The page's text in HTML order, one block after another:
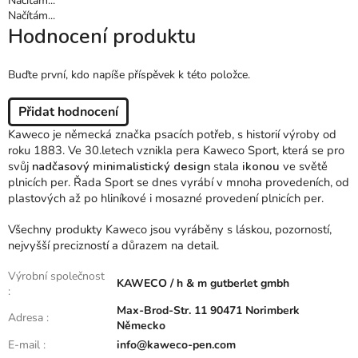
Načítám...
Hodnocení produktu
Buďte první, kdo napíše příspěvek k této položce.
Přidat hodnocení
Kaweco je německá značka psacích potřeb, s historií výroby od
roku 1883. Ve 30.letech vznikla pera Kaweco Sport, která se pro
svůj nadčasový minimalistický design stala ikonou ve světě
plnicích per. Řada Sport se dnes vyrábí v mnoha provedeních, od
plastových až po hliníkové i mosazné provedení plnicích per.
Všechny produkty Kaweco jsou vyráběny s láskou, pozorností,
nejvyšší precizností a důrazem na detail.
Výrobní společnost
:
KAWECO / h & m gutberlet gmbh
Adresa :
Max-Brod-Str. 11 90471 Norimberk
Německo
E-mail : info@kaweco-pen.com